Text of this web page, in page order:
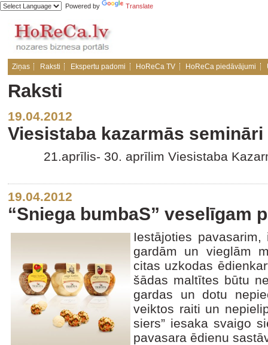
Powered by Translate
Ziņas Raksti Ekspertu padomi HoReCa TV HoReCa piedāvājumi
Raksti
19.04.2012
Viesistaba kazarmās
21.aprīlis- 30. aprīlim Viesistaba
19.04.2012
“Sniega bumbaS” veselīgam
Iestājoties
gardām un vieglām
citas uzkodas
šādas maltītes būtu
gardas un dotu
veiktos raiti un
siers” iesaka svaigo
pavasara ēdienu